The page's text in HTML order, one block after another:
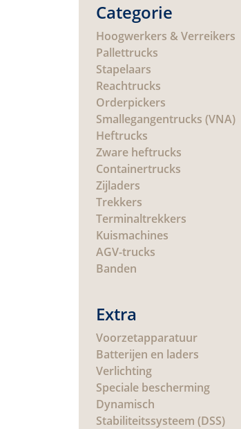
Categorie
Hoogwerkers & Verreikers
Pallettrucks
Stapelaars
Reachtrucks
Orderpickers
Smallegangentrucks (VNA)
Heftrucks
Zware heftrucks
Containertrucks
Zijladers
Trekkers
Terminaltrekkers
Kuismachines
AGV-trucks
Banden
Extra
Voorzetapparatuur
Batterijen en laders
Verlichting
Speciale bescherming
Dynamisch
Stabiliteitssysteem (DSS)